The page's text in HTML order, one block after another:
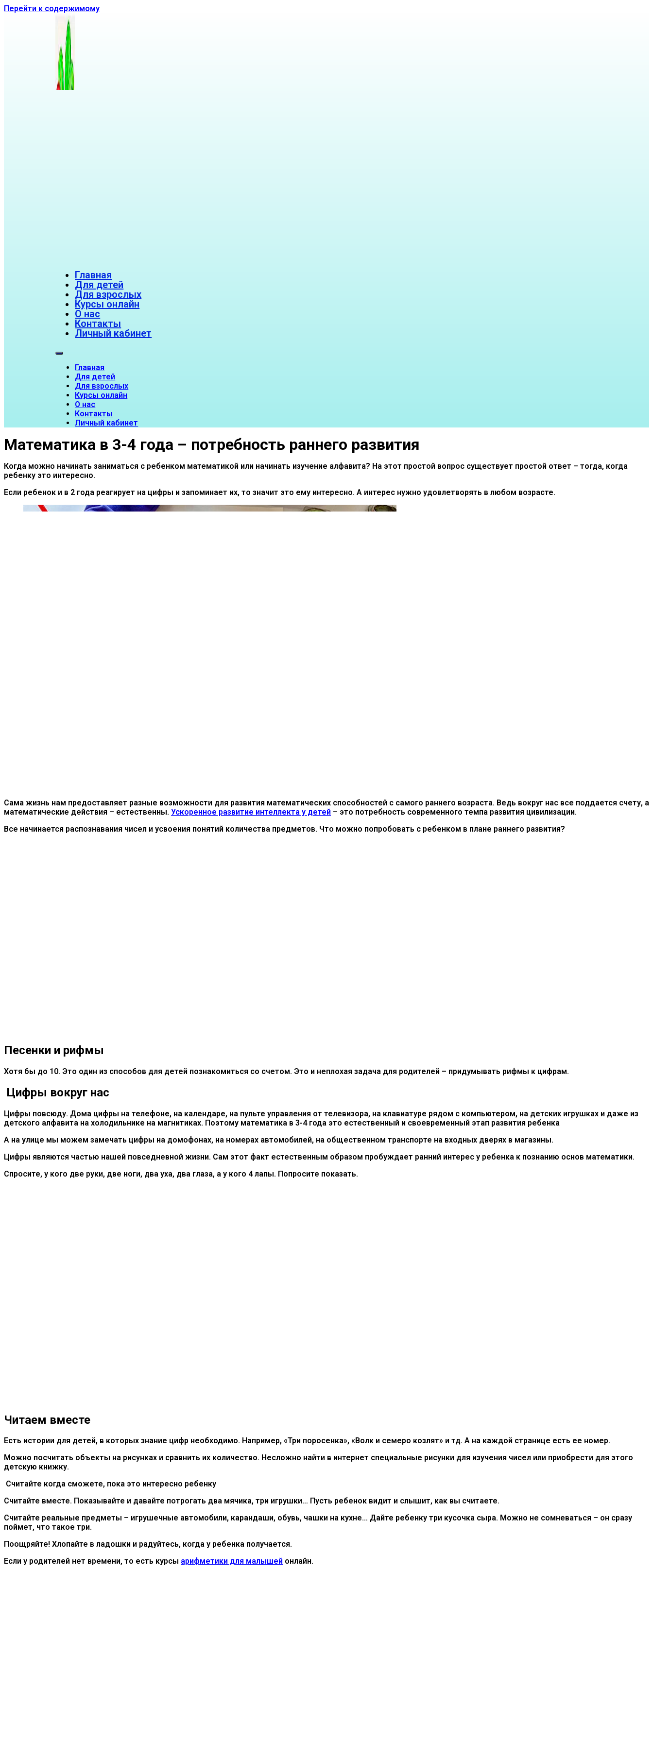
Перейти к содержимому
Главная
Для детей
Для взрослых
Курсы онлайн
О нас
Контакты
Личный кабинет
Главная
Для детей
Для взрослых
Курсы онлайн
О нас
Контакты
Личный кабинет
Математика в 3-4 года – потребность раннего развития
Когда можно начинать заниматься с ребенком математикой или начинать изучение алфавита? На этот простой вопрос существует простой ответ – тогда, когда
ребенку это интересно.
Если ребенок и в 2 года реагирует на цифры и запоминает их, то значит это ему интересно. А интерес нужно удовлетворять в любом возрасте.
Сама жизнь нам предоставляет разные возможности для развития математических способностей с самого раннего возраста. Ведь вокруг нас все поддается счету, а
математические действия – естественны. Ускоренное развитие интеллекта у детей – это потребность современного темпа развития цивилизации.
Все начинается распознавания чисел и усвоения понятий количества предметов. Что можно попробовать с ребенком в плане раннего развития?
Песенки и рифмы
Хотя бы до 10. Это один из способов для детей познакомиться со счетом. Это и неплохая задача для родителей – придумывать рифмы к цифрам.
Цифры вокруг нас
Цифры повсюду. Дома цифры на телефоне, на календаре, на пульте управления от телевизора, на клавиатуре рядом с компьютером, на детских игрушках и даже из
детского алфавита на холодильнике на магнитиках. Поэтому математика в 3-4 года это естественный и своевременный этап развития ребенка
А на улице мы можем замечать цифры на домофонах, на номерах автомобилей, на общественном транспорте на входных дверях в магазины.
Цифры являются частью нашей повседневной жизни. Сам этот факт естественным образом пробуждает ранний интерес у ребенка к познанию основ математики.
Спросите, у кого две руки, две ноги, два уха, два глаза, а у кого 4 лапы. Попросите показать.
Читаем вместе
Есть истории для детей, в которых знание цифр необходимо. Например, «Три поросенка», «Волк и семеро козлят» и тд. А на каждой странице есть ее номер.
Можно посчитать объекты на рисунках и сравнить их количество. Несложно найти в интернет специальные рисунки для изучения чисел или приобрести для этого
детскую книжку.
Считайте когда сможете, пока это интересно ребенку
Считайте вместе. Показывайте и давайте потрогать два мячика, три игрушки… Пусть ребенок видит и слышит, как вы считаете.
Считайте реальные предметы – игрушечные автомобили, карандаши, обувь, чашки на кухне… Дайте ребенку три кусочка сыра. Можно не сомневаться – он сразу
поймет, что такое три.
Поощряйте! Хлопайте в ладошки и радуйтесь, когда у ребенка получается.
Если у родителей нет времени, то есть курсы арифметики для малышей онлайн.